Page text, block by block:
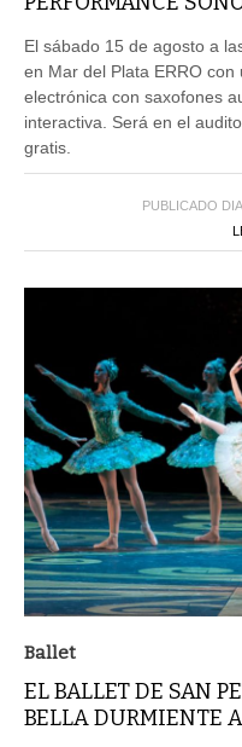
El sábado 15 de agosto a
en Mar del Plata ERRO
electrónica con saxofones
interactiva. Será en el
gratis.
PUBLICADO
Ballet
EL BALLET DE SAN
BELLA DURMIENTE